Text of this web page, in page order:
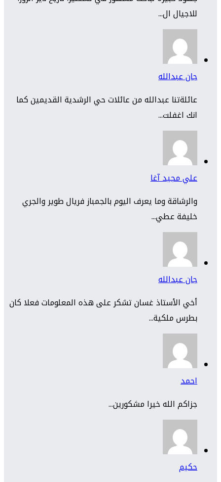
للاجيال ال...
جان عبدالله
عائلةتنا عبدالله من عائلات حي الرشدية القديمين كما
انك اغفلت...
علي مجيد آغا
والرشاقة وما يعرف اليوم بالجمباز فريال طوير والجري
خليفة عطي...
جان عبدالله
أخي الأستاذ غسان تشكر على هذه المعلومات فعلا كان
بطرس ملكية...
احمد
جزاكم الله خيرا مشكورين...
حكيم